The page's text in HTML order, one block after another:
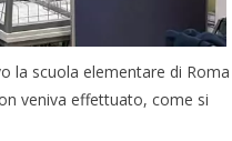
la scuola elementare di Roma
veniva effettuato, come si